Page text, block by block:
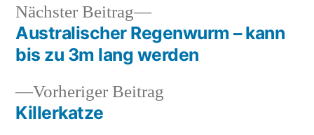
Beitragsnavigation
Vorheriger Beitrag
Killerkatze
Nächster Beitrag
Nächster
Beitrag:
Australischer Regenwurm – kann
bis zu 3m lang werden